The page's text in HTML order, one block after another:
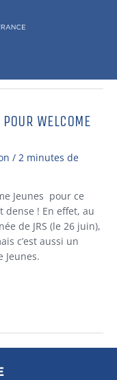
WELCOME
/ 2 minutes de
Jeunes pour ce
dense ! En effet, au
de JRS (le 26 juin),
c’est aussi un
Jeunes.